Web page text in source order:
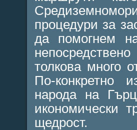
процедури за
да помогнем
толкова много
По-конкретно
народа на
икономически
щедрост.